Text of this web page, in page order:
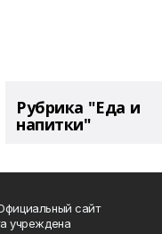
Рубрика "Еда и
напитки"
сайт
учреждена